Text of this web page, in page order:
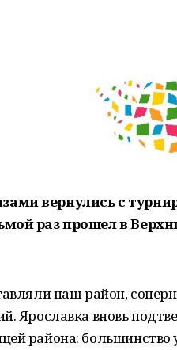
вернулись с
раз прошел в
наш район,
Ярославка вновь
района: